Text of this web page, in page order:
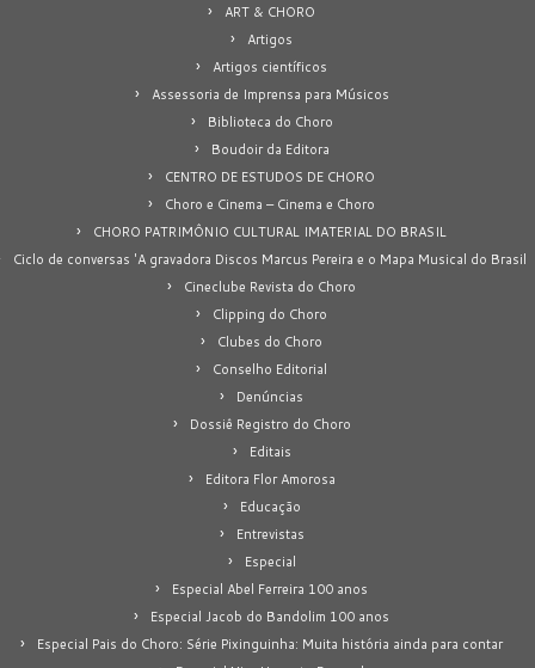
ART & CHORO
Artigos
Artigos científicos
Assessoria de Imprensa para Músicos
Biblioteca do Choro
Boudoir da Editora
CENTRO DE ESTUDOS DE CHORO
Choro e Cinema – Cinema e Choro
CHORO PATRIMÔNIO CULTURAL IMATERIAL DO BRASIL
Ciclo de conversas 'A gravadora Discos Marcus Pereira e o Mapa Musical do Brasil
Cineclube Revista do Choro
Clipping do Choro
Clubes do Choro
Conselho Editorial
Denúncias
Dossiê Registro do Choro
Editais
Editora Flor Amorosa
Educação
Entrevistas
Especial
Especial Abel Ferreira 100 anos
Especial Jacob do Bandolim 100 anos
Especial Pais do Choro: Série Pixinguinha: Muita história ainda para contar